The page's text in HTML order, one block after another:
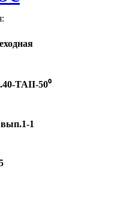
ТАII-50⁰
вып.1-1